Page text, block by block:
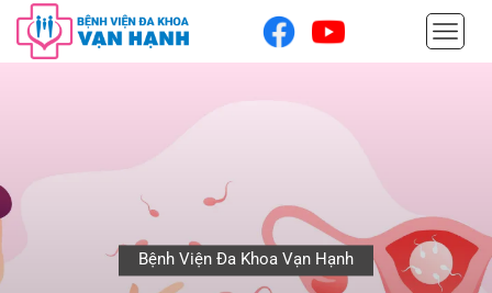
Bệnh Viện Đa Khoa Vạn Hạnh